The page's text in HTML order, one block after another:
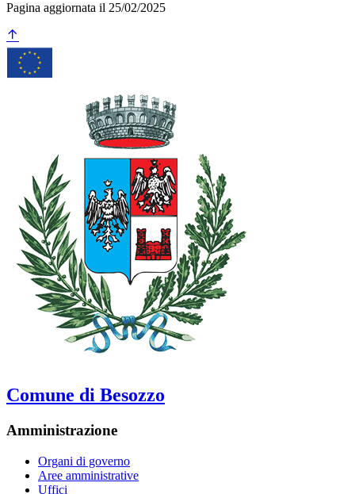
Pagina aggiornata il 25/02/2025
Comune di Besozzo
Amministrazione
Organi di governo
Aree amministrative
Uffici